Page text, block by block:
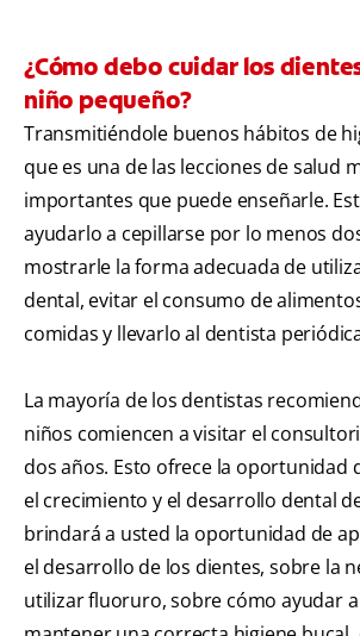
¿Cómo debo cuidar los
niño pequeño?
Transmitiéndole buenos hábitos de
que es una de las lecciones de salud
importantes que puede enseñarle.
ayudarlo a cepillarse por lo menos
mostrarle la forma adecuada de
dental, evitar el consumo de
comidas y llevarlo al dentista
La mayoría de los dentistas
niños comiencen a visitar el
dos años. Esto ofrece la oportunidad
el crecimiento y el desarrollo dental
brindará a usted la oportunidad de
el desarrollo de los dientes, sobre la
utilizar fluoruro, sobre cómo ayudar